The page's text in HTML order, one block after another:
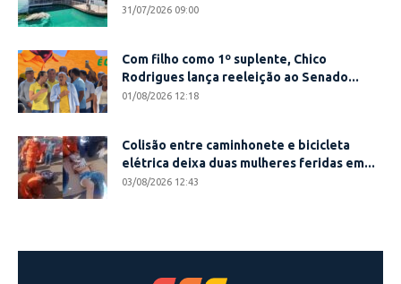
31/07/2026 09:00
Com filho como 1º suplente, Chico
Rodrigues lança reeleição ao Senado...
01/08/2026 12:18
Colisão entre caminhonete e bicicleta
elétrica deixa duas mulheres feridas em...
03/08/2026 12:43